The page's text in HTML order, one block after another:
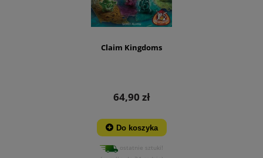
Claim Kingdoms
64,90 zł
Do koszyka
ostatnie sztuki!